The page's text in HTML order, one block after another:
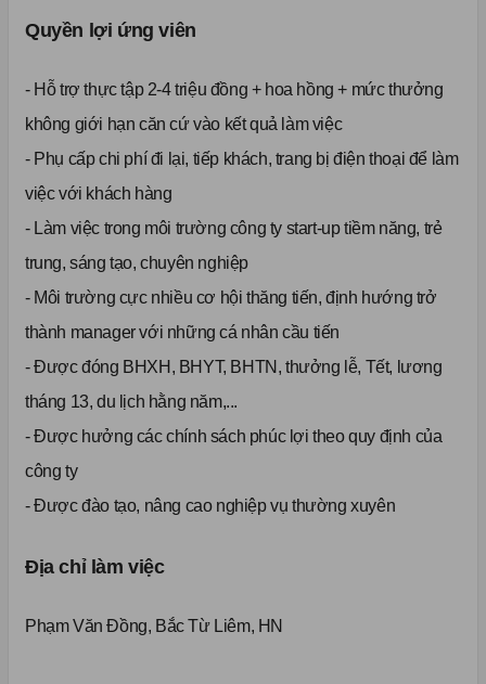
Quyền lợi ứng viên
- Hỗ trợ thực tập 2-4 triệu đồng + hoa hồng + mức thưởng
không giới hạn căn cứ vào kết quả làm việc
- Phụ cấp chi phí đi lại, tiếp khách, trang bị điện thoại để làm
việc với khách hàng
- Làm việc trong môi trường công ty start-up tiềm năng, trẻ
trung, sáng tạo, chuyên nghiệp
- Môi trường cực nhiều cơ hội thăng tiến, định hướng trở
thành manager với những cá nhân cầu tiến
- Được đóng BHXH, BHYT, BHTN, thưởng lễ, Tết, lương
tháng 13, du lịch hằng năm,...
- Được hưởng các chính sách phúc lợi theo quy định của
công ty
- Được đào tạo, nâng cao nghiệp vụ thường xuyên
Địa chỉ làm việc
Phạm Văn Đồng, Bắc Từ Liêm, HN